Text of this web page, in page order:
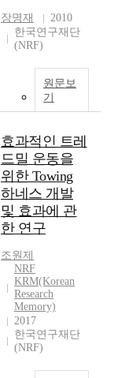
장명재
2010
한국연구재단
(NRF)
원문보
기
효과적인 트레
드밀 운동을
위한 Towing
하네스 개발
및 효과에 관
한 연구
조원제
NRF
KRM(Korean
Research
Memory)
2017
한국연구재단
(NRF)